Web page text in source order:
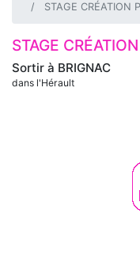
STAGE CRÉATION
Sortir à BRIGNAC
dans l'Hérault
STAGE